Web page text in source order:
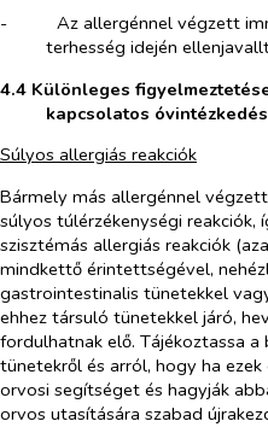
-​
Az allergénnel végzett
terhesség idején
4.4 Különleges
kapcsolatos
Súlyos allergiás reakciók
Bármely más allergénnel
súlyos túlérzékenységi
szisztémás allergiás reakciók
mindkettő érintettségével,
gastrointestinalis tünetekkel
ehhez társuló tünetekkel járó,
fordulhatnak elő. Tájékoztassa
tünetekről és arról, hogy ha
orvosi segítséget és hagyják
orvos utasítására szabad